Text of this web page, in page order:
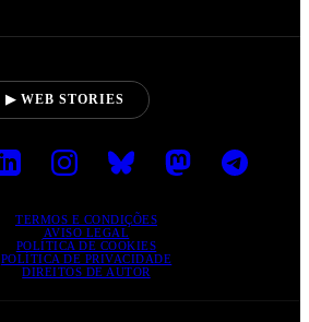
▶ WEB STORIES
TERMOS E CONDIÇÕES
AVISO LEGAL
POLÍTICA DE COOKIES
POLÍTICA DE PRIVACIDADE
DIREITOS DE AUTOR